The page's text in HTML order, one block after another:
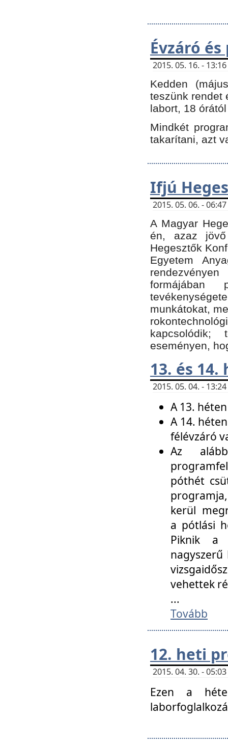
Évzáró
2015. 05. 16. -
Kedden
teszünk rendet
labort, 18
Mindkét
takarítani, azt
Ifjú
2015. 05. 06. -
A Magyar
én, azaz
Hegesztők
Egyetem
formájában
munkátokat,
eseményen,
13. és
2015. 05. 04. -
A 13.
A 14.
félévzáró
Az
póthét
kerül
a pótlási
Piknik a
vehettek
...
Tovább
12. heti
2015. 04. 30. -
Ezen a